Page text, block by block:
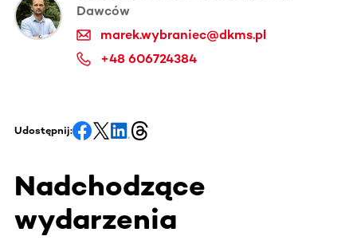
Dawców
marek.wybraniec@dkms.pl
+48 606724384
Udostępnij:
Nadchodzące
wydarzenia